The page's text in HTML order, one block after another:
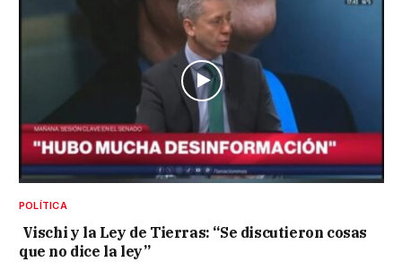
POLÍTICA
Vischi y la Ley de Tierras: “Se discutieron cosas
que no dice la ley”